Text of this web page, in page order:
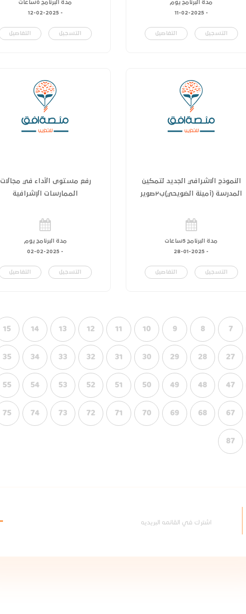
مدة البرنامج يوم
-
11-02-2025
التسجيل التفاصيل
مدة البرنامج ٥ساعات
-
12-02-2025
التسجيل التفاصيل
النموذج الاشرافي الجديد لتمكين
المدرسة (أمينة الضويحي)ب٢صوير
مدة البرنامج 5ساعات
-
28-01-2025
التسجيل التفاصيل
رفع مستوى الأداء في مجالات
الممارسات الإشرافية
مدة البرنامج يوم
-
02-02-2025
التسجيل التفاصيل
7
8
9
10
11
12
13
14
15
27
28
29
30
31
32
33
34
35
47
48
49
50
51
52
53
54
55
67
68
69
70
71
72
73
74
75
87